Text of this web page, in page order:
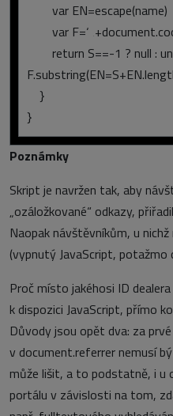
var EN=escape(name)
var F=‘
return S==-1 ? null :
}
}
Poznámky
Skript je navržen tak, aby
„ozáložkované“ odkazy,
Naopak návštěvníkům, u
(vypnutý JavaScript, potažmo
Proč místo jakéhosi ID
k dispozici JavaScript, přímo
Důvody jsou opět dva: za
v document.referrer nemusí
může lišit, a to podstatně, i u
portálu v závislosti na tom,